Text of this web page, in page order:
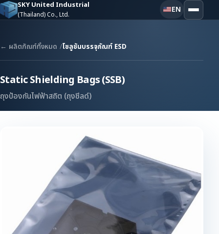
SKY United Industrial
(Thailand) Co., Ltd.
EN
← ผลิตภัณฑ์ทั้งหมด โซลูชันบรรจุภัณฑ์ ESD
Static Shielding Bags (SSB)
ถุงป้องกันไฟฟ้าสถิต (ถุงชีลด์)